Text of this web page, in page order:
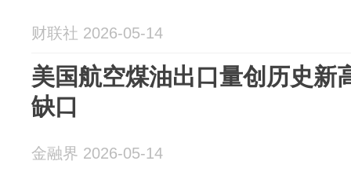
财联社 2026-05-14
美国航空煤油出口量创历史新
缺口
金融界 2026-05-14